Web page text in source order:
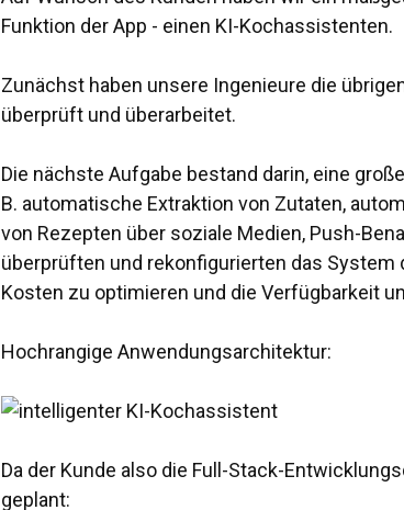
Funktion der App - einen KI-Kochassistenten.
Zunächst haben unsere Ingenieure die
überprüft und überarbeitet.
Die nächste Aufgabe bestand darin, eine
B. automatische Extraktion von Zutaten,
von Rezepten über soziale Medien, Push-
überprüften und rekonfigurierten das System
Kosten zu optimieren und die Verfügbarkeit
Hochrangige Anwendungsarchitektur:
Da der Kunde also die Full-Stack-
geplant: